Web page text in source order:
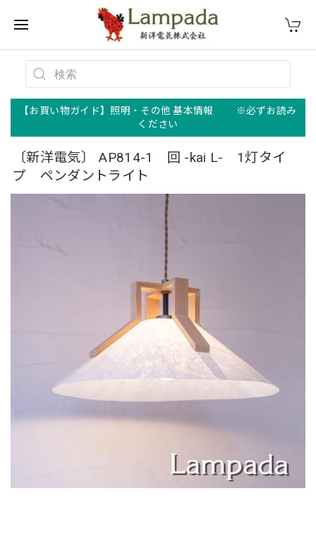
【お買い物ガイド】照明・その他 基本情報 ※必ずお読み
ください
〔新洋電気〕 AP814-1 回 -kai L- 1灯タイ
プ ペンダントライト